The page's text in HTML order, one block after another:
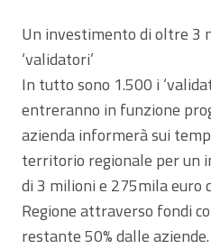
Un investimento di oltre 3
‘validatori’
In tutto sono 1.500 i
entreranno in funzione
azienda informerà sui
territorio regionale per un
di 3 milioni e 275mila euro
Regione attraverso fondi
restante 50% dalle aziende.